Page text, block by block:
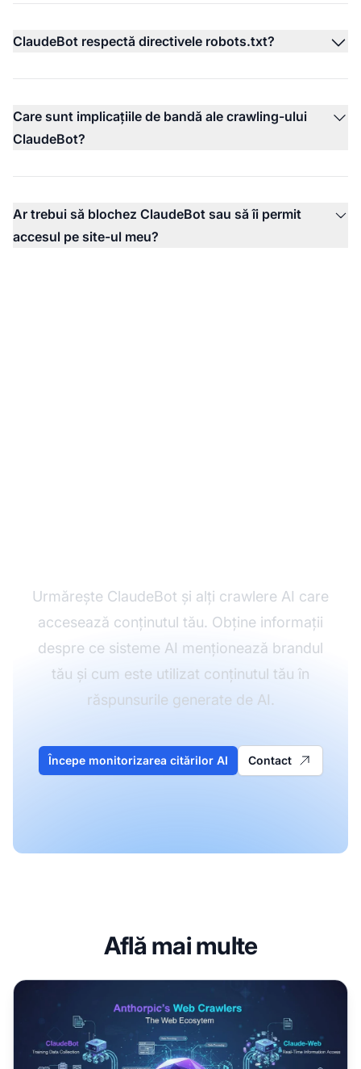
ClaudeBot respectă directivele robots.txt?
Care sunt implicațiile de bandă ale crawling-ului
ClaudeBot?
Ar trebui să blochez ClaudeBot sau să îi permit
accesul pe site-ul meu?
Urmărește ClaudeBot și alți crawlere AI care
accesează conținutul tău. Obține informații
despre ce sisteme AI menționează brandul
tău și cum este utilizat conținutul tău în
răspunsurile generate de AI.
Începe monitorizarea citărilor AI Contact
Află mai multe
ClaudeBot explicat: Crawlerul Anthropic și conținutul tău